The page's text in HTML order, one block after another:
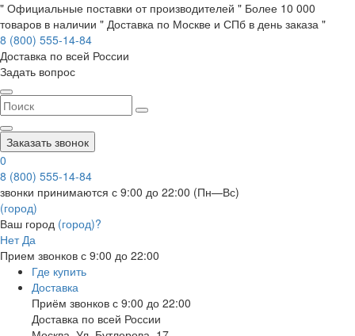
" Официальные поставки от производителей " Более 10 000
товаров в наличии " Доставка по Москве и СПб в день заказа "
8 (800) 555-14-84
Доставка по всей России
Задать вопрос
Заказать звонок
0
8 (800) 555-14-84
звонки принимаются с 9:00 до 22:00 (Пн—Вс)
(город)
Ваш город (город)?
Нет Да
Прием звонков с 9:00 до 22:00
Где купить
Доставка
Приём звонков с 9:00 до 22:00
Доставка по всей России